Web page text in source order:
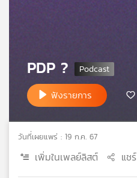
PDP ?
ฟังรายการ
วันที่เผยแพร่ : 19 ก.ค. 67
เพิ่มในเพลย์ลิสต์ แชร์